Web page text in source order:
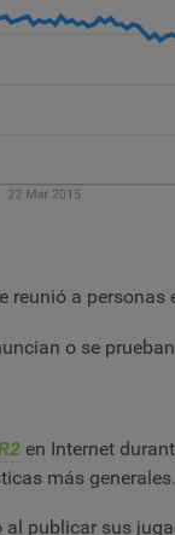
a
o se
en Internet
más generales.
publicar sus